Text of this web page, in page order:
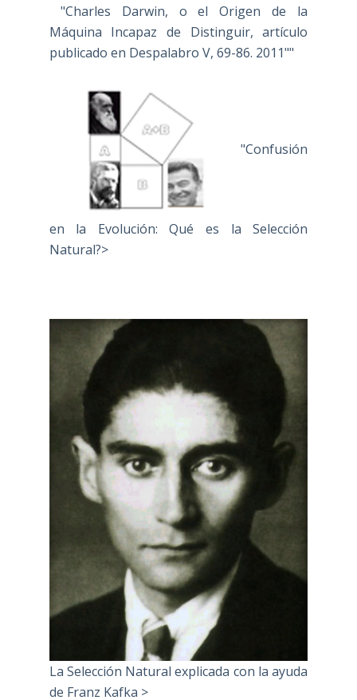
"Charles Darwin, o el Origen de la
Máquina Incapaz de Distinguir, artículo
publicado en Despalabro V, 69-86. 2011""
"Confusión
en la Evolución: Qué es la Selección
Natural?>
La Selección Natural explicada con la ayuda
de Franz Kafka >